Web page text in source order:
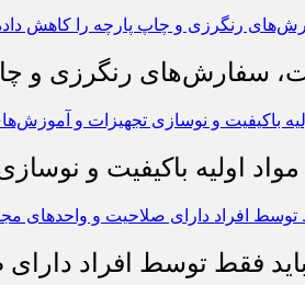
سفارش‌های رنگرزی و
اولیه باکیفیت و
فقط توسط افراد